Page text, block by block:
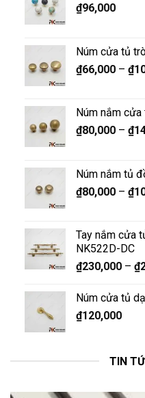
₫96,000
Núm cửa tủ
₫66,000– ₫
Núm nắm
₫80,000– ₫
Núm nắm tủ
₫80,000– ₫
Tay nắm cửa
NK522D-DC
₫230,000– ₫
Núm cửa tủ
₫120,000
TIN